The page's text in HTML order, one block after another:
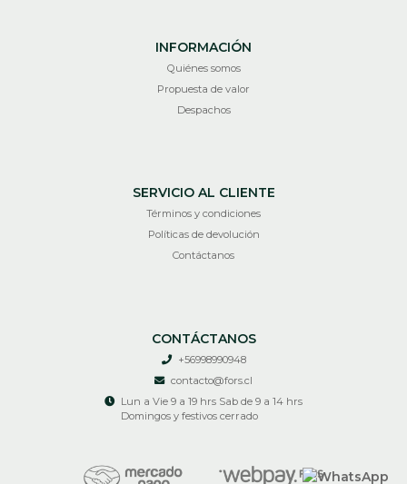
INFORMACIÓN
Quiénes somos
Propuesta de valor
Despachos
SERVICIO AL CLIENTE
Términos y condiciones
Políticas de devolución
Contáctanos
CONTÁCTANOS
+56998990948
contacto@fors.cl
Lun a Vie 9 a 19 hrs Sab de 9 a 14 hrs
Domingos y festivos cerrado